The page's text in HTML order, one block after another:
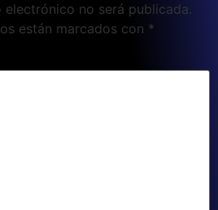
electrónico no será publicada.
están marcados con *